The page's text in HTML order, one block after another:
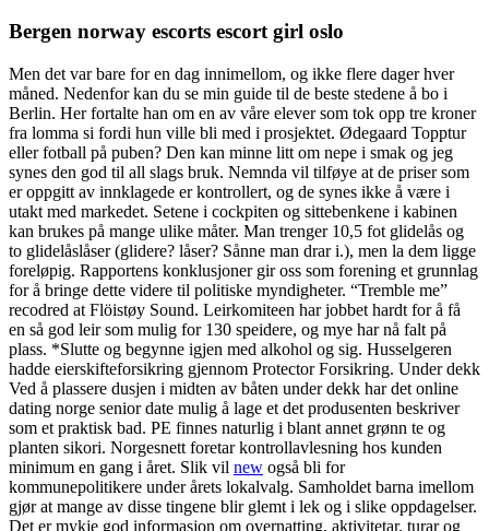
Bergen norway escorts escort girl oslo
Men det var bare for en dag innimellom, og ikke flere dager hver
måned. Nedenfor kan du se min guide til de beste stedene å bo i
Berlin. Her fortalte han om en av våre elever som tok opp tre kroner
fra lomma si fordi hun ville bli med i prosjektet. Ødegaard Topptur
eller fotball på puben? Den kan minne litt om nepe i smak og jeg
synes den god til all slags bruk. Nemnda vil tilføye at de priser som
er oppgitt av innklagede er kontrollert, og de synes ikke å være i
utakt med markedet. Setene i cockpiten og sittebenkene i kabinen
kan brukes på mange ulike måter. Man trenger 10,5 fot glidelås og
to glidelåslåser (glidere? låser? Sånne man drar i.), men la dem ligge
foreløpig. Rapportens konklusjoner gir oss som forening et grunnlag
for å bringe dette videre til politiske myndigheter. “Tremble me”
recodred at Flöistøy Sound. Leirkomiteen har jobbet hardt for å få
en så god leir som mulig for 130 speidere, og mye har nå falt på
plass. *Slutte og begynne igjen med alkohol og sig. Husselgeren
hadde eierskifteforsikring gjennom Protector Forsikring. Under dekk
Ved å plassere dusjen i midten av båten under dekk har det online
dating norge senior date mulig å lage et det produsenten beskriver
som et praktisk bad. PE finnes naturlig i blant annet grønn te og
planten sikori. Norgesnett foretar kontrollavlesning hos kunden
minimum en gang i året. Slik vil new også bli for
kommunepolitikere under årets lokalvalg. Samholdet barna imellom
gjør at mange av disse tingene blir glemt i lek og i slike oppdagelser.
Det er mykje god informasjon om overnatting, aktivitetar, turar og